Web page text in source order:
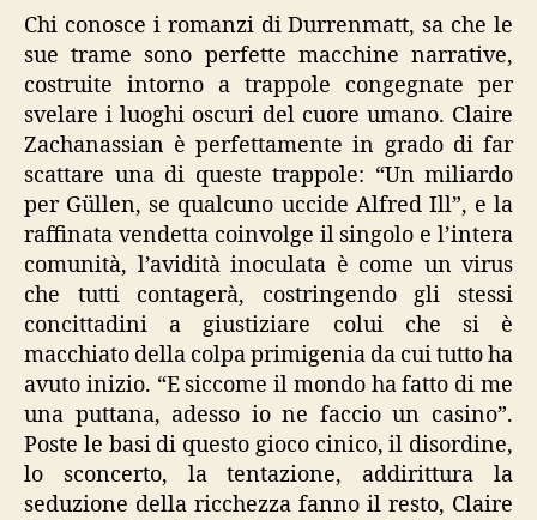
Chi conosce i romanzi di Durrenmatt, sa che le
sue trame sono perfette macchine narrative,
costruite intorno a trappole congegnate per
svelare i luoghi oscuri del cuore umano. Claire
Zachanassian è perfettamente in grado di far
scattare una di queste trappole: “Un miliardo
per Güllen, se qualcuno uccide Alfred Ill”, e la
raffinata vendetta coinvolge il singolo e l’intera
comunità, l’avidità inoculata è come un virus
che tutti contagerà, costringendo gli stessi
concittadini a giustiziare colui che si è
macchiato della colpa primigenia da cui tutto ha
avuto inizio. “E siccome il mondo ha fatto di me
una puttana, adesso io ne faccio un casino”.
Poste le basi di questo gioco cinico, il disordine,
lo sconcerto, la tentazione, addirittura la
seduzione della ricchezza fanno il resto, Claire